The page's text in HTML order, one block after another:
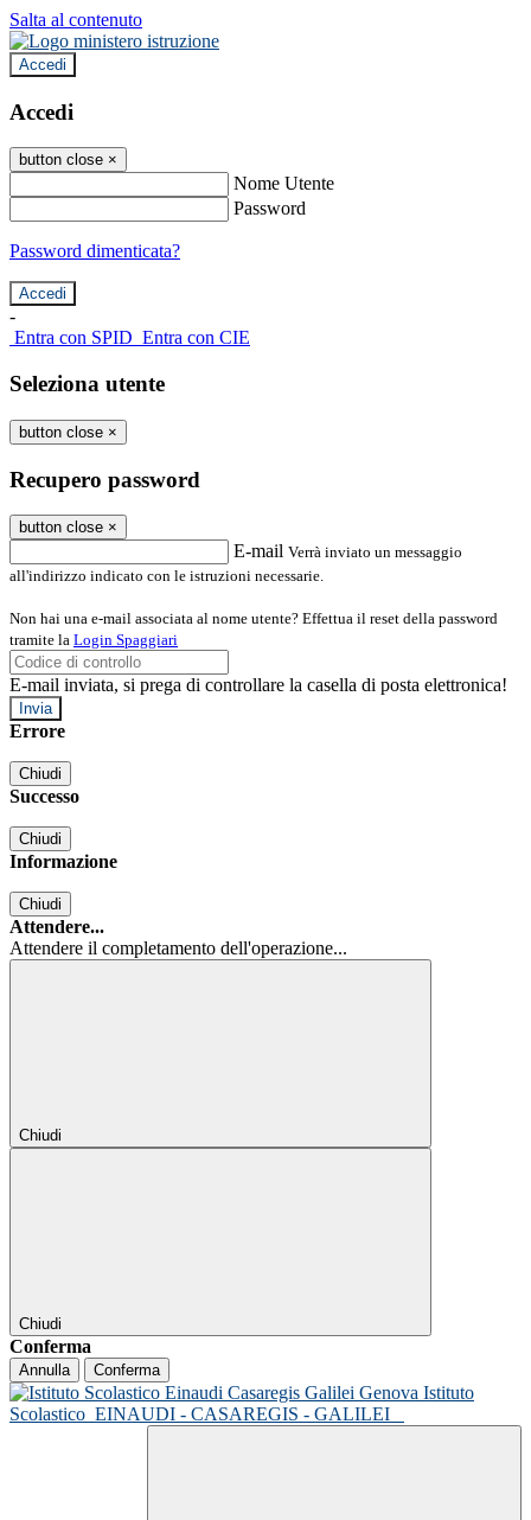
Salta al contenuto
Accedi
Accedi
button close ×
Nome Utente
Password
Password dimenticata?
-
Entra con SPID Entra con CIE
Seleziona utente
button close ×
Recupero password
button close ×
E-mail Verrà inviato un messaggio
all'indirizzo indicato con le istruzioni necessarie.
Non hai una e-mail associata al nome utente? Effettua il reset della password
tramite la Login Spaggiari
E-mail inviata, si prega di controllare la casella di posta elettronica!
Errore
Chiudi
Successo
Chiudi
Informazione
Chiudi
Attendere...
Attendere il completamento dell'operazione...
Chiudi
Chiudi
Conferma
Annulla Conferma
Istituto
Scolastico EINAUDI - CASAREGIS - GALILEI